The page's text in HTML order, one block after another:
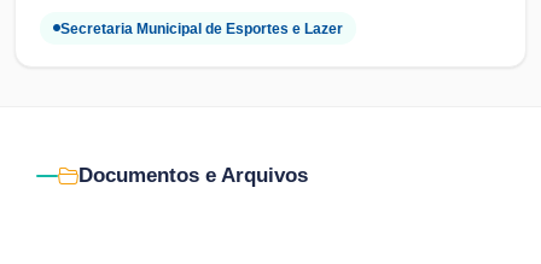
Secretaria Municipal de Esportes e Lazer
Documentos e Arquivos